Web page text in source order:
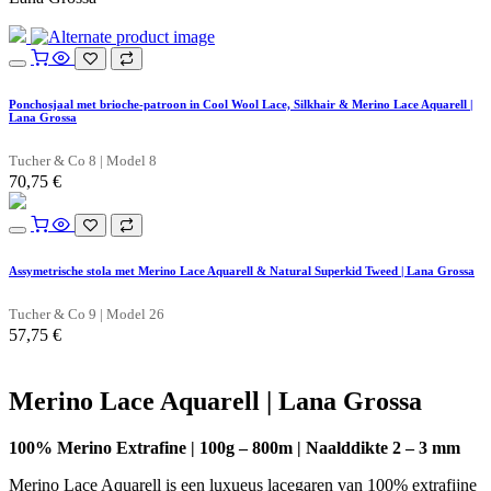
Ponchosjaal met brioche-patroon in Cool Wool Lace, Silkhair & Merino Lace Aquarell |
Lana Grossa
Tucher & Co 8 | Model 8
70,75 €
Assymetrische stola met Merino Lace Aquarell & Natural Superkid Tweed | Lana Grossa
Tucher & Co 9 | Model 26
57,75 €
Merino Lace Aquarell | Lana Grossa
100% Merino Extrafine | 100g – 800m | Naalddikte 2 – 3 mm
Merino Lace Aquarell is een luxueus lacegaren van 100% extrafijne